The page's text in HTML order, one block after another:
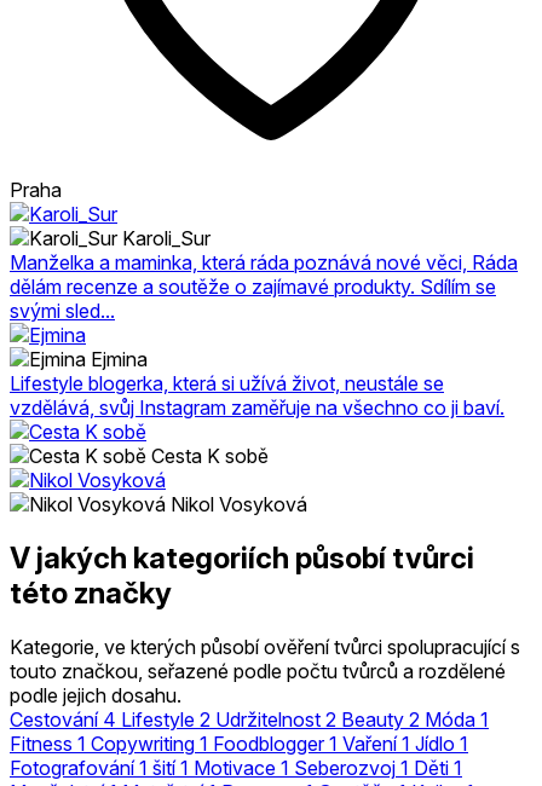
Praha
Karoli_Sur
Manželka a maminka, která ráda poznává nové věci, Ráda
dělám recenze a soutěže o zajímavé produkty. Sdílím se
svými sled...
Ejmina
Lifestyle blogerka, která si užívá život, neustále se
vzdělává, svůj Instagram zaměřuje na všechno co ji baví.
Cesta K sobě
Nikol Vosyková
V jakých kategoriích působí tvůrci
této značky
Kategorie, ve kterých působí ověření tvůrci spolupracující s
touto značkou, seřazené podle počtu tvůrců a rozdělené
podle jejich dosahu.
Cestování 4 Lifestyle 2 Udržitelnost 2 Beauty 2 Móda 1
Fitness 1 Copywriting 1 Foodblogger 1 Vaření 1 Jídlo 1
Fotografování 1 šití 1 Motivace 1 Seberozvoj 1 Děti 1